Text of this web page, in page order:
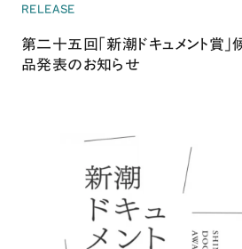
RELEASE
第二十五回「新潮ドキュメント賞」
品発表のお知らせ